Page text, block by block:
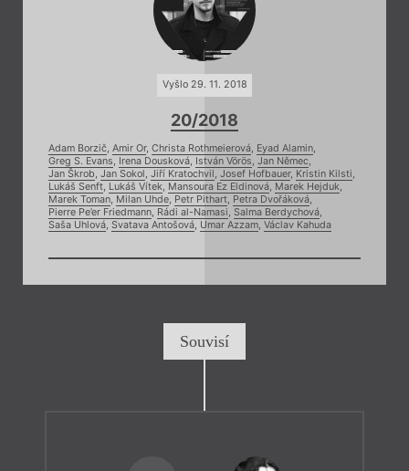
Vyšlo 29. 11. 2018
20/2018
Adam Borzič, Amir Or, Christa Rothmeierová, Eyad Alamin,
Greg S. Evans, Irena Dousková, István Vörös, Jan Němec,
Jan Škrob, Jan Sokol, Jiří Kratochvil, Josef Hofbauer, Kristin Kilsti,
Lukáš Senft, Lukáš Vítek, Mansoura Ez Eldinová, Marek Hejduk,
Marek Toman, Milan Uhde, Petr Pithart, Petra Dvořáková,
Pierre Pe’er Friedmann, Rádi al-Namasi, Salma Berdychová,
Saša Uhlová, Svatava Antošová, Umar Azzam, Václav Kahuda
Souvisí